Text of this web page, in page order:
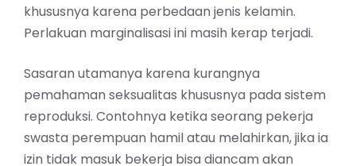
khususnya karena perbedaan jenis kelamin.
Perlakuan marginalisasi ini masih kerap terjadi.
Sasaran utamanya karena kurangnya
pemahaman seksualitas khususnya pada sistem
reproduksi. Contohnya ketika seorang pekerja
swasta perempuan hamil atau melahirkan, jika ia
izin tidak masuk bekerja bisa diancam akan